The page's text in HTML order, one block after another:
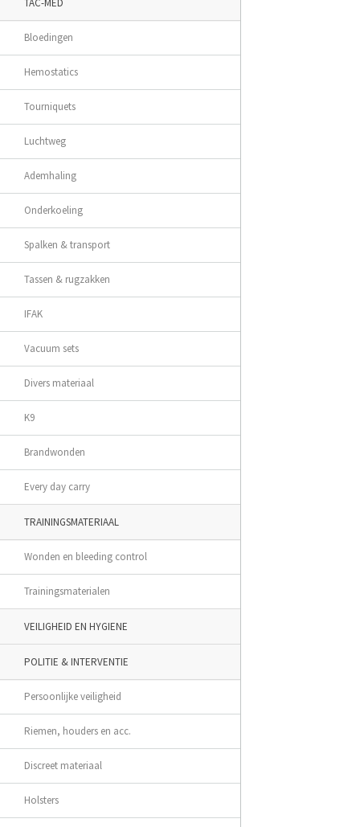
TAC-MED
Bloedingen
Hemostatics
Tourniquets
Luchtweg
Ademhaling
Onderkoeling
Spalken & transport
Tassen & rugzakken
IFAK
Vacuum sets
Divers materiaal
K9
Brandwonden
Every day carry
TRAININGSMATERIAAL
Wonden en bleeding control
Trainingsmaterialen
VEILIGHEID EN HYGIENE
POLITIE & INTERVENTIE
Persoonlijke veiligheid
Riemen, houders en acc.
Discreet materiaal
Holsters